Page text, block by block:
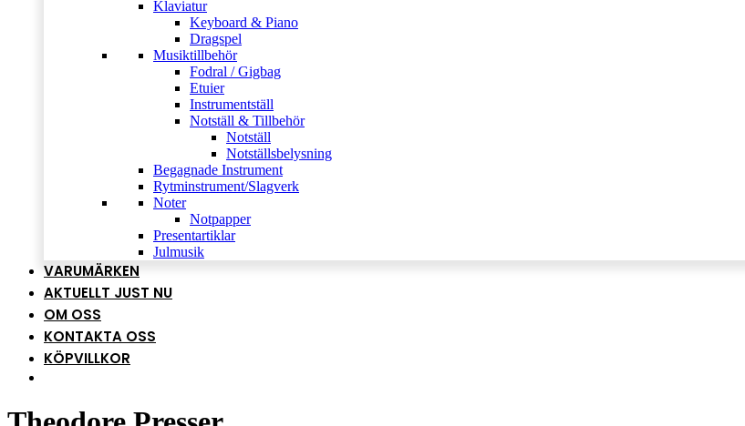
Klaviatur
Keyboard & Piano
Dragspel
Musiktillbehör
Fodral / Gigbag
Etuier
Instrumentställ
Notställ & Tillbehör
Notställ
Notställsbelysning
Begagnade Instrument
Rytminstrument/Slagverk
Noter
Notpapper
Presentartiklar
Julmusik
VARUMÄRKEN
AKTUELLT JUST NU
OM OSS
KONTAKTA OSS
KÖPVILLKOR